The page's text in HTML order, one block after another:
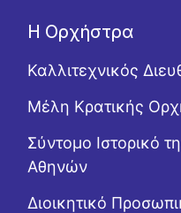
Η Ορχήστρα
Καλλιτεχνικός
Μέλη Κρατικής
Σύντομο Ιστορικό
Αθηνών
Διοικητικό